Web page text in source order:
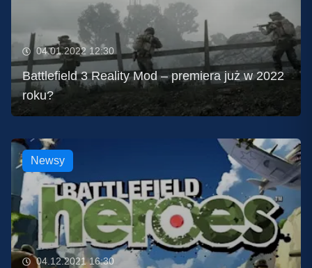
04.01.2022 12:30
Battlefield 3 Reality Mod – premiera już w 2022
roku?
Newsy
04.12.2021 16:30